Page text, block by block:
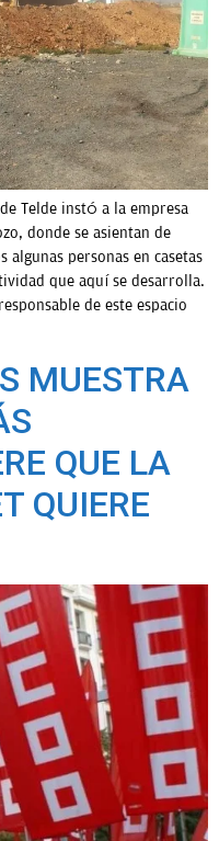
Telde instó a la empresa
donde se asientan de
algunas personas en casetas
que aquí se desarrolla.
de este espacio
MUESTRA
QUE LA
QUIERE